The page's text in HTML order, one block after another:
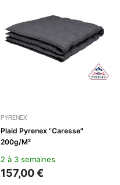
PYRENEX
Plaid Pyrenex "Caresse"
200g/m²
2 à 3 semaines
157,00 €